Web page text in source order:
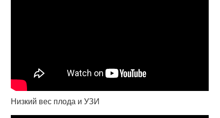
Низкий вес плода и УЗИ